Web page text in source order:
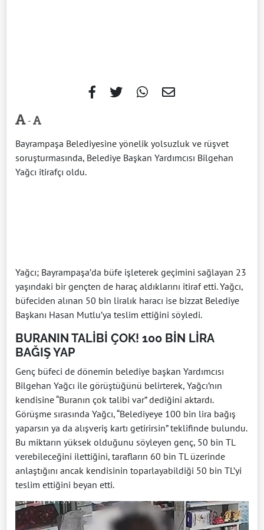
-
Bayrampaşa Belediyesine yönelik yolsuzluk ve rüşvet
soruşturmasında, Belediye Başkan Yardımcısı Bilgehan
Yağcı itirafçı oldu.
Yağcı; Bayrampaşa’da büfe işleterek geçimini sağlayan 23
yaşındaki bir gençten de haraç aldıklarını itiraf etti. Yağcı,
büfeciden alınan 50 bin liralık haracı ise bizzat Belediye
Başkanı Hasan Mutlu’ya teslim ettiğini söyledi.
BURANIN TALİBİ ÇOK! 100 BİN LİRA
BAĞIŞ YAP
Genç büfeci de dönemin belediye başkan Yardımcısı
Bilgehan Yağcı ile görüştüğünü belirterek, Yağcı’nın
kendisine “Buranın çok talibi var” dediğini aktardı.
Görüşme sırasında Yağcı, “Belediyeye 100 bin lira bağış
yaparsın ya da alışveriş kartı getirirsin” teklifinde bulundu.
Bu miktarın yüksek olduğunu söyleyen genç, 50 bin TL
verebileceğini ilettiğini, tarafların 60 bin TL üzerinde
anlaştığını ancak kendisinin toparlayabildiği 50 bin TL’yi
teslim ettiğini beyan etti.